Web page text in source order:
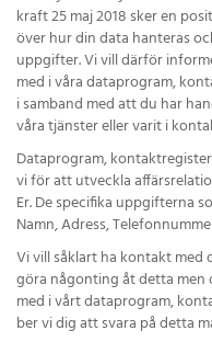
kraft 25 maj 2018 sker en
över hur din data hanteras
uppgifter. Vi vill därför
med i våra dataprogram,
i samband med att du har
våra tjänster eller varit i
Dataprogram,
vi för att utveckla
Er. De specifika uppgifterna
Namn, Adress,
Vi vill såklart ha kontakt med
göra någonting åt detta
med i vårt dataprogram,
ber vi dig att svara på detta